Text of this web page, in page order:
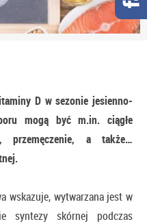
D w sezonie jesienno-
mogą być m.in. ciągłe
przemęczenie, a także…
wskazuje, wytwarzana jest w
syntezy skórnej podczas